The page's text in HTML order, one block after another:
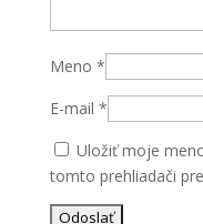
Meno *
E-mail *
Uložiť moje
tomto prehliadači